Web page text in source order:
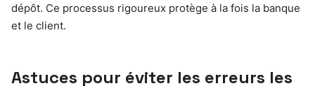
dépôt. Ce processus rigoureux protège à la fois la banque
et le client.
Astuces pour éviter les erreurs les